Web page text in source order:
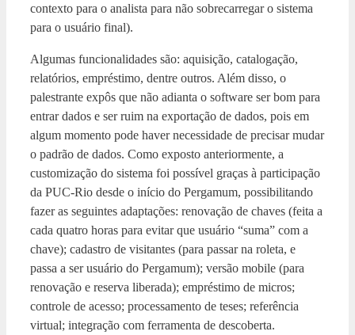
contexto para o analista para não sobrecarregar o sistema
para o usuário final).
Algumas funcionalidades são: aquisição, catalogação,
relatórios, empréstimo, dentre outros. Além disso, o
palestrante expôs que não adianta o software ser bom para
entrar dados e ser ruim na exportação de dados, pois em
algum momento pode haver necessidade de precisar mudar
o padrão de dados. Como exposto anteriormente, a
customização do sistema foi possível graças à participação
da PUC-Rio desde o início do Pergamum, possibilitando
fazer as seguintes adaptações: renovação de chaves (feita a
cada quatro horas para evitar que usuário “suma” com a
chave); cadastro de visitantes (para passar na roleta, e
passa a ser usuário do Pergamum); versão mobile (para
renovação e reserva liberada); empréstimo de micros;
controle de acesso; processamento de teses; referência
virtual; integração com ferramenta de descoberta.